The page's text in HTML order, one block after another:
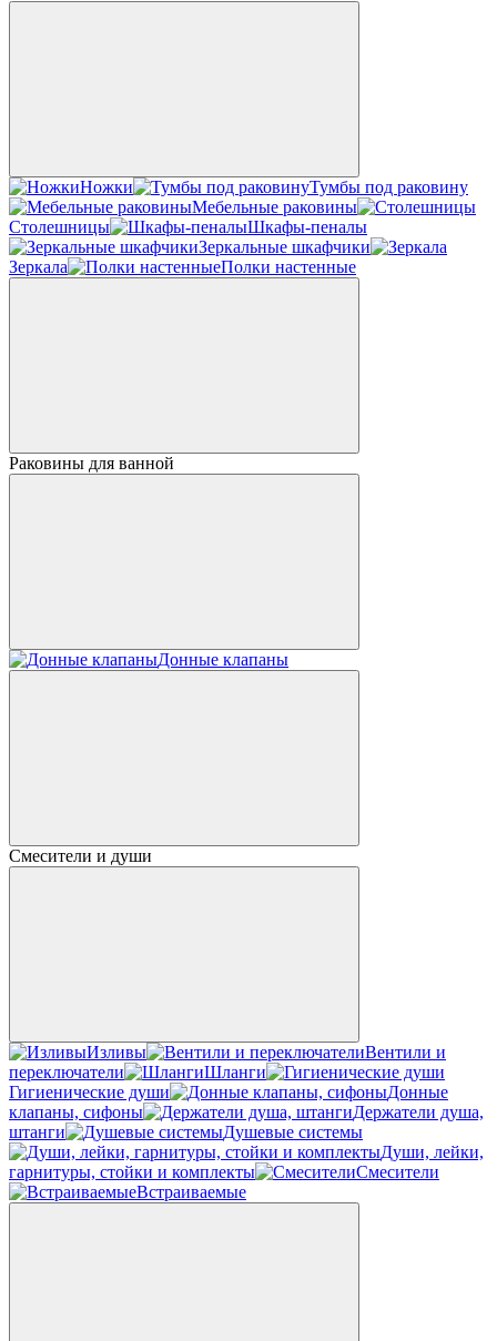
Ножки
Тумбы под раковину
Мебельные раковины
Столешницы
Шкафы-пеналы
Зеркальные шкафчики
Зеркала
Полки настенные
Раковины для ванной
Донные клапаны
Смесители и души
Изливы
Вентили и
переключатели
Шланги
Гигиенические души
Донные
клапаны, сифоны
Держатели душа,
штанги
Душевые системы
Души, лейки,
гарнитуры, стойки и комплекты
Смесители
Встраиваемые